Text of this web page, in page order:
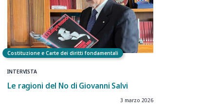
Costituzione e Carte dei diritti fondamentali
INTERVISTA
Le ragioni del No di Giovanni Salvi
3 marzo 2026